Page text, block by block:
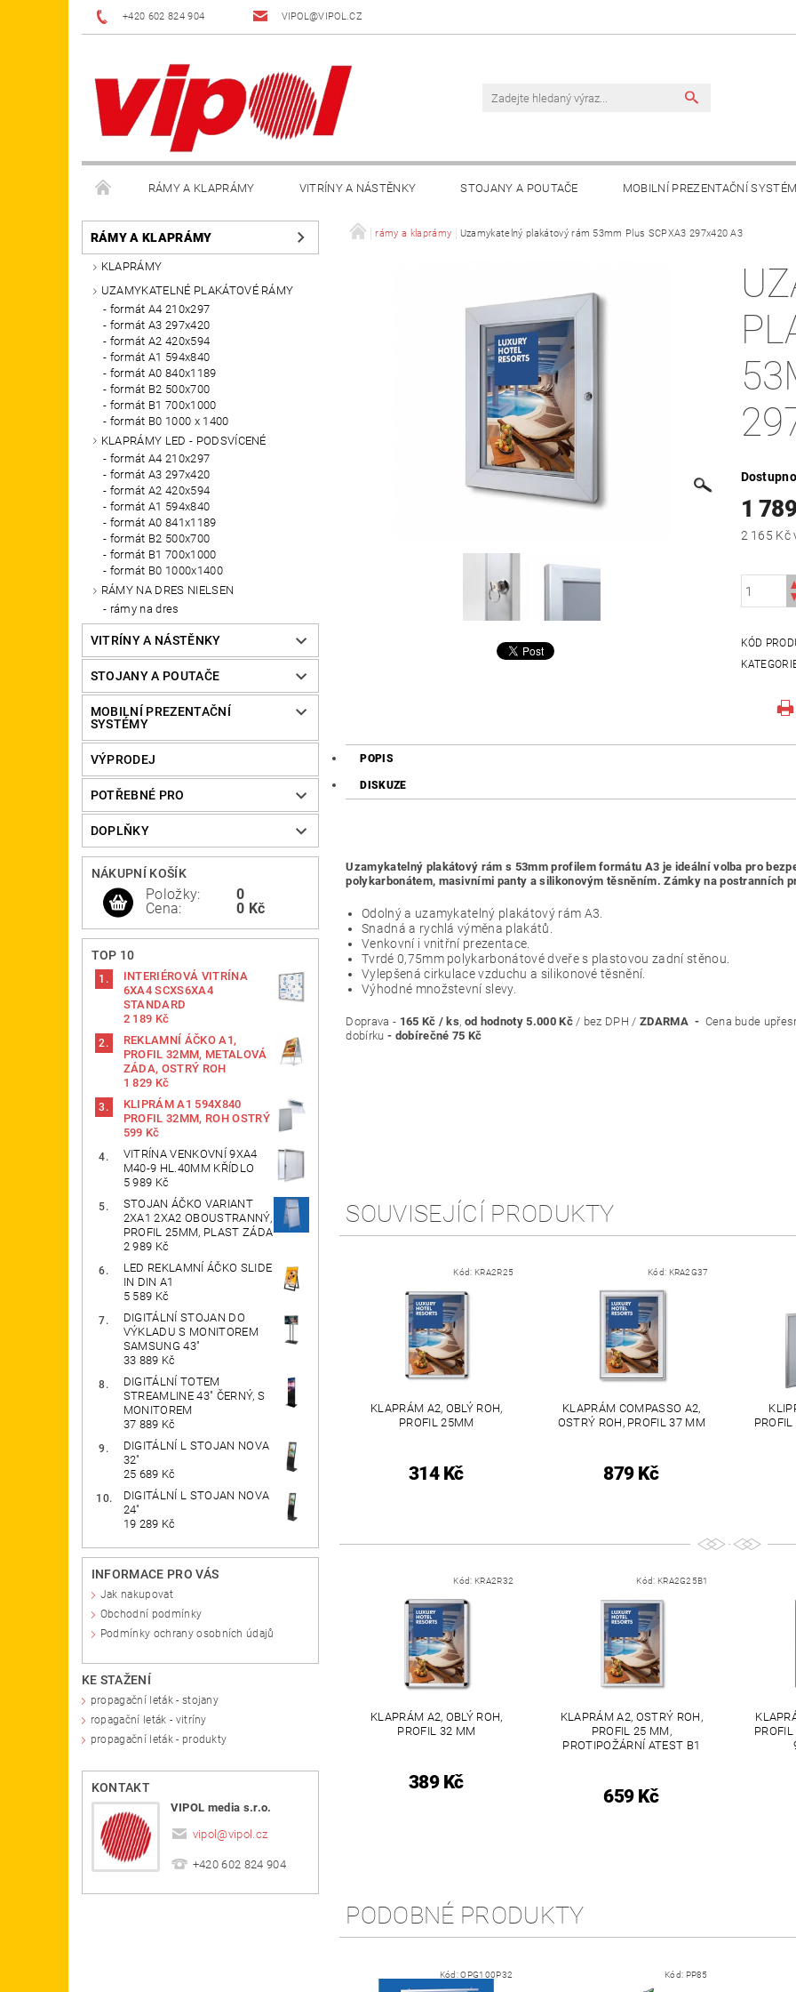
+420 602 824 904 VIPOL@VIPOL.CZ
RÁMY A KLAPRÁMY VITRÍNY A NÁSTĚNKY STOJANY A POUTAČE MOBILNÍ PREZENTAČNÍ
DOPLŇKY OBCHODNÍ PODMÍNKY KONTAKTY
RÁMY A KLAPRÁMY
KLAPRÁMY
UZAMYKATELNÉ PLAKÁTOVÉ RÁMY
formát A4 210x297
formát A3 297x420
formát A2 420x594
formát A1 594x840
formát A0 840x1189
formát B2 500x700
formát B1 700x1000
formát B0 1000 x 1400
KLAPRÁMY LED - PODSVÍCENÉ
formát A4 210x297
formát A3 297x420
formát A2 420x594
formát A1 594x840
formát A0 841x1189
formát B2 500x700
formát B1 700x1000
formát B0 1000x1400
RÁMY NA DRES NIELSEN
rámy na dres
VITRÍNY A NÁSTĚNKY
STOJANY A POUTAČE
MOBILNÍ PREZENTAČNÍ
SYSTÉMY
VÝPRODEJ
POTŘEBNÉ PRO
DOPLŇKY
NÁKUPNÍ KOŠÍK
Položky:
Cena:
0
0 Kč
TOP 10
INTERIÉROVÁ VITRÍNA
6XA4 SCXS6XA4
STANDARD
2 189 Kč
REKLAMNÍ ÁČKO A1,
PROFIL 32MM, METALOVÁ
ZÁDA, OSTRÝ ROH
1 829 Kč
KLIPRÁM A1 594X840
PROFIL 32MM, ROH OSTRÝ
599 Kč
VITRÍNA VENKOVNÍ 9XA4
M40-9 HL.40MM KŘÍDLO
5 989 Kč
STOJAN ÁČKO VARIANT
2XA1 2XA2 OBOUSTRANNÝ,
PROFIL 25MM, PLAST ZÁDA
2 989 Kč
LED REKLAMNÍ ÁČKO SLIDE
IN DIN A1
5 589 Kč
DIGITÁLNÍ STOJAN DO
VÝKLADU S MONITOREM
SAMSUNG 43"
33 889 Kč
DIGITÁLNÍ TOTEM
STREAMLINE 43" ČERNÝ, S
MONITOREM
37 889 Kč
DIGITÁLNÍ L STOJAN NOVA
32"
25 689 Kč
DIGITÁLNÍ L STOJAN NOVA
24"
19 289 Kč
INFORMACE PRO VÁS
Jak nakupovat
Obchodní podmínky
Podmínky ochrany osobních údajů
KE STAŽENÍ
propagační leták - stojany
ropagační leták - vitríny
propagační leták - produkty
KONTAKT
VIPOL media s.r.o.
vipol@vipol.cz
+420 602 824 904
rámy a klaprámy Uzamykatelný plakátový rám 53mm Plus SCPXA3 297x420 A3
1
KÓD
POPIS
DISKUZE
Uzamykatelný plakátový rám s 53mm profilem formátu A3 je ideální volba pro
polykarbonátem, masivními panty a silikonovým těsněním. Zámky na postranních
Odolný a uzamykatelný plakátový rám A3.
Snadná a rychlá výměna plakátů.
Venkovní i vnitřní prezentace.
Tvrdé 0,75mm polykarbonátové dveře s plastovou zadní stěnou.
Vylepšená cirkulace vzduchu a silikonové těsnění.
Výhodné množstevní slevy.
Doprava - 165 Kč / ks, od hodnoty 5.000 Kč/ bez DPH /ZDARMA - Cena bude
dobírku - dobírečné 75 Kč
SOUVISEJÍCÍ PRODUKTY
Kód: KRA2R25
KLAPRÁM A2, OBLÝ ROH,
PROFIL 25MM
314 Kč
Kód: KRA2G37
KLAPRÁM COMPASSO A2,
OSTRÝ ROH, PROFIL 37 MM
879 Kč
Kód: KRA2R32
KLAPRÁM A2, OBLÝ ROH,
PROFIL 32 MM
389 Kč
Kód: KRA2G25B1
KLAPRÁM A2, OSTRÝ ROH,
PROFIL 25 MM,
PROTIPOŽÁRNÍ ATEST B1
659 Kč
PODOBNÉ PRODUKTY
Kód:OPG100P32 Kód: PP85